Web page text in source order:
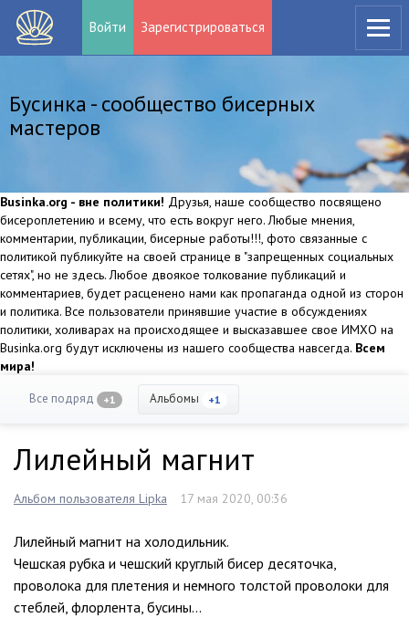
Войти Зарегистрироваться
Бусинка - сообщество бисерных
мастеров
Businka.org - вне политики! Друзья, наше сообщество посвящено
бисероплетению и всему, что есть вокруг него. Любые мнения,
комментарии, публикации, бисерные работы!!!, фото связанные с
политикой публикуйте на своей странице в "запрещенных социальных
сетях", но не здесь. Любое двоякое толкование публикаций и
комментариев, будет расценено нами как пропаганда одной из сторон
и политика. Все пользователи принявшие участие в обсуждениях
политики, холиварах на происходящее и высказавшее свое ИМХО на
Businka.org будут исключены из нашего сообщества навсегда. Всем
мира!
Все подряд +1 Альбомы +1
Лилейный магнит
Альбом пользователя Lipka 17 мая 2020, 00:36
Лилейный магнит на холодильник.
Чешская рубка и чешский круглый бисер десяточка,
проволока для плетения и немного толстой проволоки для
стеблей, флорлента, бусины…